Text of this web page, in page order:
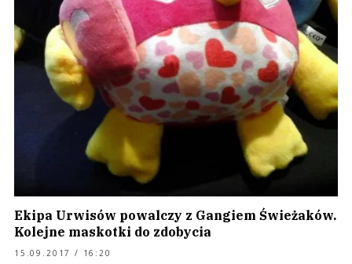
Ekipa Urwisów powalczy z Gangiem Świeżaków.
Kolejne maskotki do zdobycia
15.09.2017 / 16:20